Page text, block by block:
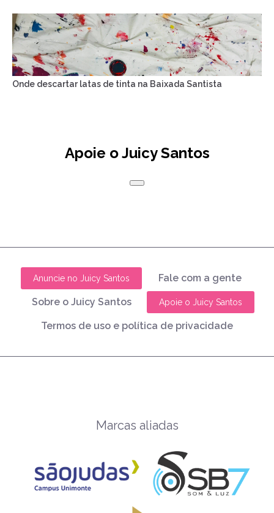
Onde descartar latas de tinta na Baixada Santista
Apoie o Juicy Santos
Anuncie no Juicy Santos Fale com a gente
Sobre o Juicy Santos Apoie o Juicy Santos
Termos de uso e política de privacidade
Marcas aliadas